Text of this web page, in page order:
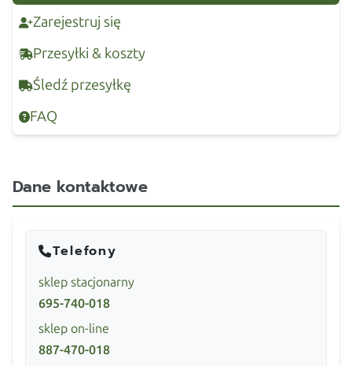
Zarejestruj się
Przesyłki & koszty
Śledź przesyłkę
FAQ
Dane kontaktowe
Telefony
sklep stacjonarny
695-740-018
sklep on-line
887-470-018